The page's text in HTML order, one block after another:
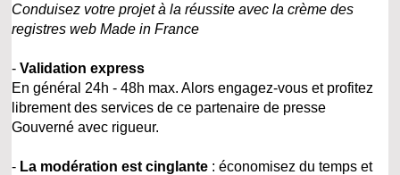
Conduisez votre projet à la réussite avec la crème des
registres web Made in France
-Validation express
En général 24h - 48h max. Alors engagez-vous et profitez
librement des services de ce partenaire de presse
Gouverné avec rigueur.
- La modération est cinglante : économisez du temps et